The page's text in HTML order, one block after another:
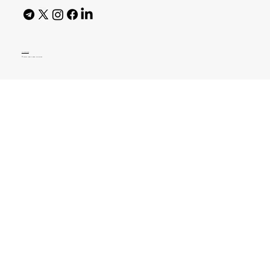
AI Policy
© 2026 High Bar Journal